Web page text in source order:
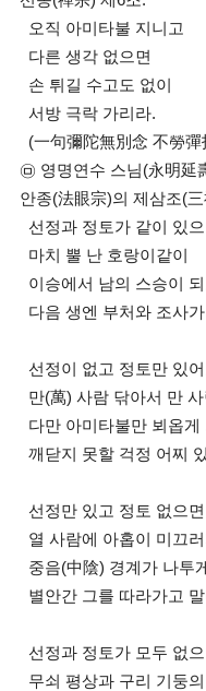
오직 아미타불 지니고
다른 생각 없으면
손 튀길 수고도 없이
서방 극락 가리라.
(一句彌陀無別念 不勞彈
㉤ 영명연수 스님(永明延
안종(法眼宗)의 제삼조(三
선정과 정토가 같이 있
마치 뿔 난 호랑이같이
이승에서 남의 스승이 되
다음 생엔 부처와 조사가
선정이 없고 정토만 있어
만(萬) 사람 닦아서 만 사
다만 아미타불만 뵈옵게
깨닫지 못할 걱정 어찌
선정만 있고 정토 없으면
열 사람에 아홉이 미끄
중음(中陰) 경계가 나투
별안간 그를 따라가고
선정과 정토가 모두 없으
무쇠 평상과 구리 기둥